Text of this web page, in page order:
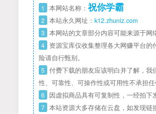
1 本网站名称： 祝你学霸
2 本站永久网址： k12.zhuniz.com
3 本网站的文章部分内容可能来源于
4 资源宝库仅收集整理各大网赚平台
险请自行甄别。
5 付费下载的朋友应该明白并了解，
性、可靠性、可操作性或可用性不承担任
6 因虚拟商品具有可复制性，一经拍下
7 本站资源大多存储在云盘，如发现链